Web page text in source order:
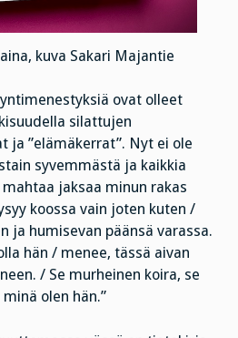
kuva Sakari Majantie
ovat olleet
silattujen
ja ”elämäkerrat”. Nyt ei ole
syvemmästä ja kaikkia
jaksaa minun rakas
koossa vain joten kuten /
ja humisevan päänsä varassa.
hän / menee, tässä aivan
/ Se murheinen koira, se
olen hän.”